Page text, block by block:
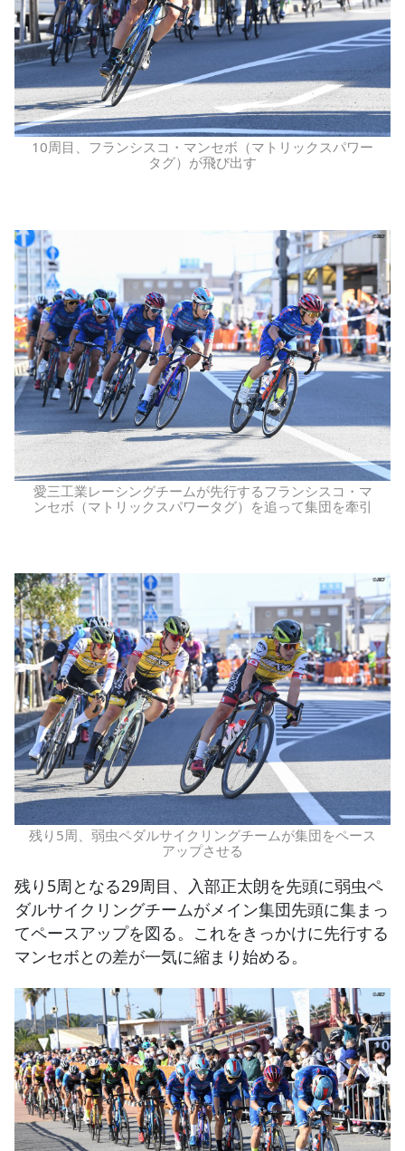
10周目、フランシスコ・マンセボ（マトリックスパワー
タグ）が飛び出す
愛三工業レーシングチームが先行するフランシスコ・マ
ンセボ（マトリックスパワータグ）を追って集団を牽引
残り5周、弱虫ペダルサイクリングチームが集団をペース
アップさせる
残り5周となる29周目、入部正太朗を先頭に弱虫ペ
ダルサイクリングチームがメイン集団先頭に集まっ
てペースアップを図る。これをきっかけに先行する
マンセボとの差が一気に縮まり始める。